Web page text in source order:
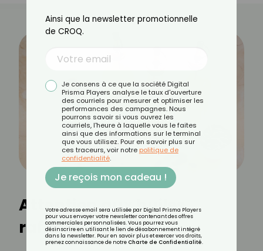
Attention aux huiles
raffinées
Ainsi que la newsletter promotionnelle
de CROQ.
Je consens à ce que la société Digital
Prisma Players analyse le taux d'ouverture
des courriels pour mesurer et optimiser les
performances des campagnes. Nous
pourrons savoir si vous ouvrez les
courriels, l'heure à laquelle vous le faites
ainsi que des informations sur le terminal
que vous utilisez. Pour en savoir plus sur
ces traceurs, voir notre politique de
confidentialité.
Je reçois mon cadeau !
Votre adresse email sera utilisée par Digital Prisma Players
pour vous envoyer votre newsletter contenant des offres
commerciales personnalisées. Vous pourrez vous
désinscrire en utilisant le lien de désabonnement intégré
dans la newsletter. Pour en savoir plus et exercer vos droits,
prenez connaissance de notre Charte de Confidentialité.